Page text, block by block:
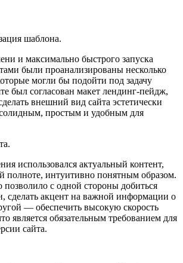
шаблона.
и максимально быстрого запуска
были проанализированы несколько
могли бы подойти под задачу
был согласован макет лендинг-пейдж,
внешний вид сайта эстетически
простым и удобным для
использовался актуальный контент,
полноте, интуитивно понятным образом.
позволило с одной стороны добиться
сделать акцент на важной информации о
— обеспечить высокую скорость
является обязательным требованием для
сайта.